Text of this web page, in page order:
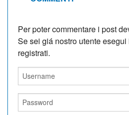
Per poter commentare i post
Se sei giá nostro utente
registrati.